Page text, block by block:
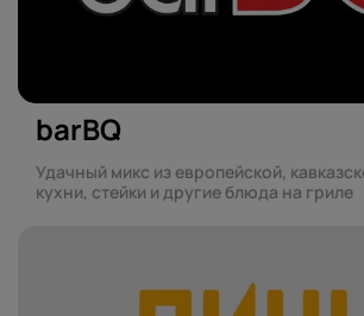
barBQ
Удачный микс из европейской,
кухни, стейки и другие блюда на гриле